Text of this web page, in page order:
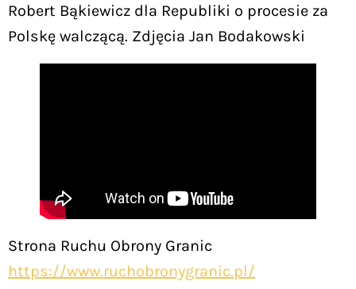
Robert Bąkiewicz dla Republiki o procesie za
Polskę walczącą. Zdjęcia Jan Bodakowski
Strona Ruchu Obrony Granic
https://www.ruchobronygranic.pl/